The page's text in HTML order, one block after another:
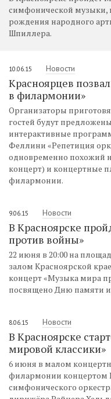
симфонической музыки,
рождения народного
Шпиллера.
10.06.15 Новости
Красноярцев
в филармонии»
Организаторы
гостей будут
интерактивные
Феллини «Репетиция
одновременно похожий
концерт) и концертные
филармонии.
9.06.15 Новости
В Красноярске
против войны»
22 июня в 20:00 на
залом Красноярской
концерт «Музыка мира
посвящено Дню памяти и
8.06.15 Новости
В Красноярске
мировой классики»
6 июня в малом
филармонии концертом
симфонического